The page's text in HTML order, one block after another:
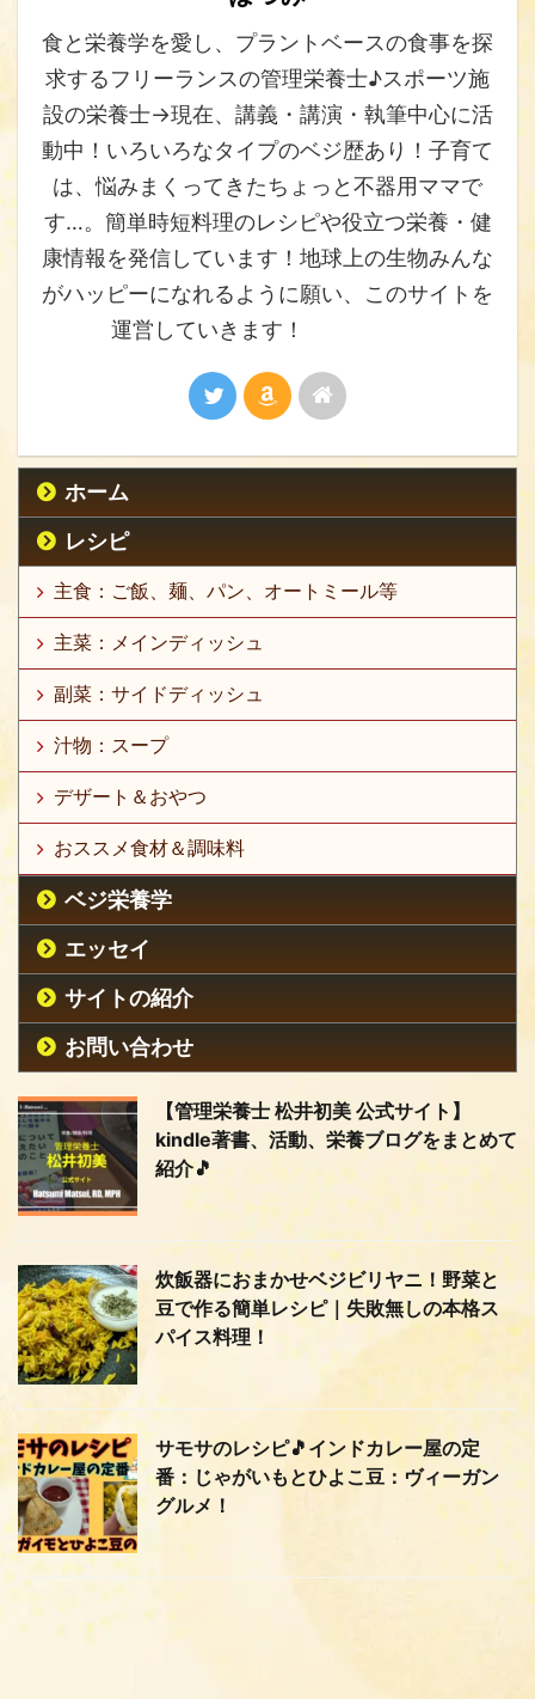
食と栄養学を愛し、プラントベースの食事を探
求するフリーランスの管理栄養士♪スポーツ施
設の栄養士→現在、講義・講演・執筆中心に活
動中！いろいろなタイプのベジ歴あり！子育て
は、悩みまくってきたちょっと不器用ママで
す…。簡単時短料理のレシピや役立つ栄養・健
康情報を発信しています！地球上の生物みんな
がハッピーになれるように願い、このサイトを
運営していきます！
ホーム
レシピ
主食：ご飯、麺、パン、オートミール等
主菜：メインディッシュ
副菜：サイドディッシュ
汁物：スープ
デザート＆おやつ
おススメ食材＆調味料
ベジ栄養学
エッセイ
サイトの紹介
お問い合わせ
【管理栄養士 松井初美 公式サイト】
kindle著書、活動、栄養ブログをまとめて
紹介🎵
炊飯器におまかせベジビリヤニ！野菜と
豆で作る簡単レシピ｜失敗無しの本格ス
パイス料理！
サモサのレシピ🎵インドカレー屋の定
番：じゃがいもとひよこ豆：ヴィーガン
グルメ！